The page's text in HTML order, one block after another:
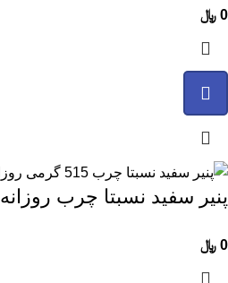
0 ﷼
پنیر سفید نسبتا چرب روزانه
0 ﷼